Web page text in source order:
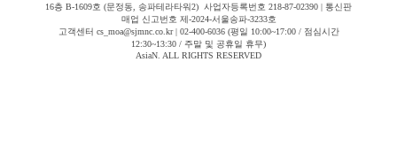
16층 B-1609호 (문정동, 송파테라타워2) 사업자등록번호 218-87-02390 | 통신판
매업 신고번호 제-2024-서울송파-3233호
고객센터 cs_moa@sjmnc.co.kr | 02-400-6036 (평일 10:00~17:00 / 점심시간
12:30~13:30 / 주말 및 공휴일 휴무)
AsiaN. ALL RIGHTS RESERVED